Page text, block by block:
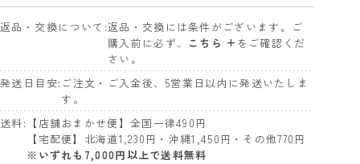
返品・交換について 返品・交換には条件がございます。ご
購入前に必ず、 こちら + をご確認くだ
さい。
発送日目安 ご注文・ご入金後、5営業日以内に発送いたしま
す。
送料
【店舗おまかせ便】全国一律490円
【宅配便】北海道1,230円・沖縄1,450円・その他770円
※いずれも7,000円以上で送料無料